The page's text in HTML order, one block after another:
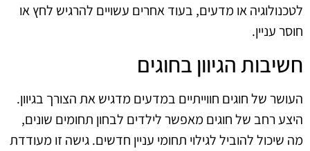
לטכנולוגיה או מדעים, בעוד אחרים עשויים להרגיש לחץ או
חוסר עניין.
חשיבות הגיוון בחוגים
העושר של חוגים חווייתיים במדעים מדגיש את הצורך בגיוון.
היצע רחב של חוגים מאפשר לילדים לבחון תחומים שונים,
מה שיכול להוביל לגילוי תחומי עניין חדשים. גישה זו מעודדת